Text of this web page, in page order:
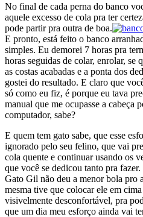
No final de cada perna do banco
aquele excesso de cola pra ter
pode partir pra outra de boa.
E pronto, está feito o banco
simples. Eu demorei 7 horas pra
horas seguidas de colar, enrolar, se
as costas acabadas e a ponta dos
gostei do resultado. E claro que
só como eu fiz, é porque eu tava
manual que me ocupasse a cabeça
computador, sabe?
E quem tem gato sabe, que esse
ignorado pelo seu felino, que vai
cola quente e continuar usando os
que você se dedicou tanto pra
Gato Gil não deu a menor bola pro
mesma tive que colocar ele em
visivelmente desconfortável, pra
que um dia meu esforço ainda vai